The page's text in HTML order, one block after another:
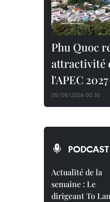
Phu Quoc
attractivité
l'APEC 2027
05/08/2026 00:30
PODCAST
Actualité de la
semaine : Le
dirigeant To